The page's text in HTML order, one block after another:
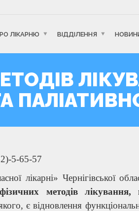
ЛІКАРНЮ ВІДДІЛЕННЯ
5-65-57
лікарні» Чернігівської
фізичних методів лікування,
є відновлення